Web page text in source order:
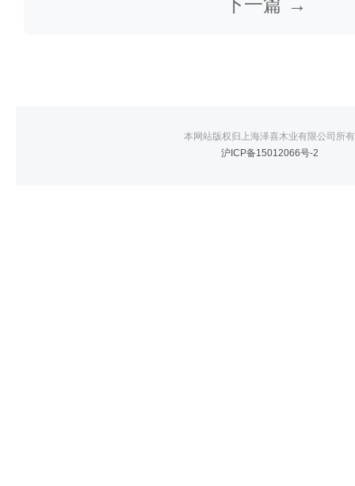
下一篇 →
本网站版权归上海泽喜木业有限公司所有
沪ICP备15012066号-2